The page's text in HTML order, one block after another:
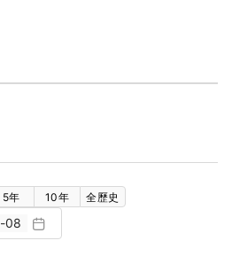
5年 10年 全歷史